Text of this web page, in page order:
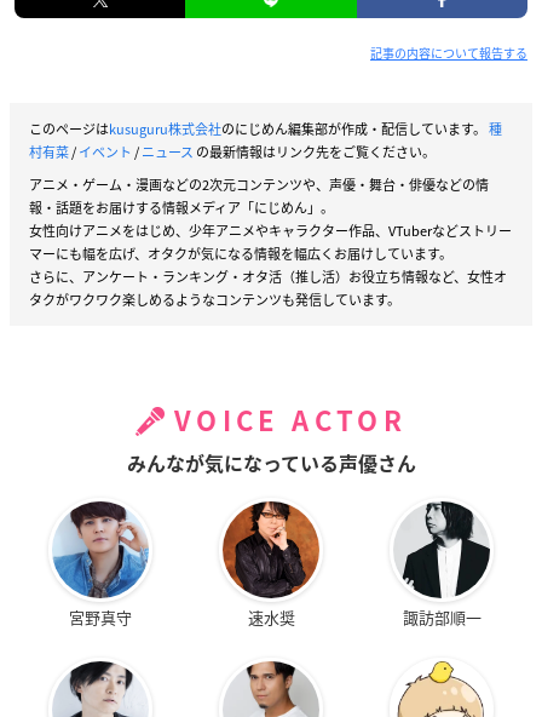
記事の内容について報告する
このページはkusuguru株式会社のにじめん編集部が作成・配信しています。 種
村有菜/イベント /ニュース の最新情報はリンク先をご覧ください。
アニメ・ゲーム・漫画などの2次元コンテンツや、声優・舞台・俳優などの情
報・話題をお届けする情報メディア「にじめん」。
女性向けアニメをはじめ、少年アニメやキャラクター作品、VTuberなどストリー
マーにも幅を広げ、オタクが気になる情報を幅広くお届けしています。
さらに、アンケート・ランキング・オタ活（推し活）お役立ち情報など、女性オ
タクがワクワク楽しめるようなコンテンツも発信しています。
VOICE ACTOR
みんなが気になっている声優さん
宮野真守 速水奨 諏訪部順一